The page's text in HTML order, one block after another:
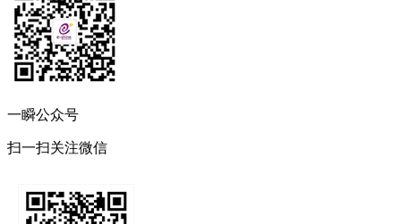
一瞬公众号
扫一扫关注微信